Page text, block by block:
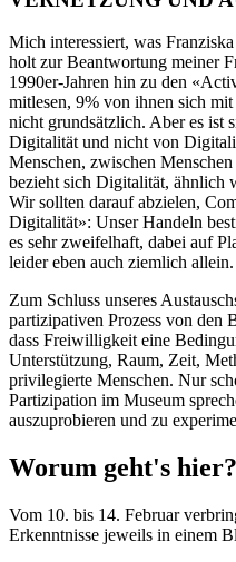
Mich interessiert, was
holt zur Beantwortung meiner
1990er-Jahren hin zu den
mitlesen, 9% von ihnen sich
nicht grundsätzlich. Aber es ist
Digitalität und nicht von
Menschen, zwischen
bezieht sich Digitalität, ähnlich
Wir sollten darauf abzielen,
Digitalität»: Unser Handeln
es sehr zweifelhaft, dabei auf
leider eben auch ziemlich
Zum Schluss unseres
partizipativen Prozess von den
dass Freiwilligkeit eine
Unterstützung, Raum, Zeit,
privilegierte Menschen. Nur
Partizipation im Museum
auszuprobieren und zu
Worum geht's hier?
Vom 10. bis 14. Februar
Erkenntnisse jeweils in einem